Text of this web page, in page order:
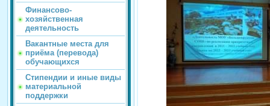
Финансово-
хозяйственная
деятельность
Вакантные места для
приёма (перевода)
обучающихся
Стипендии и иные виды
материальной
поддержки